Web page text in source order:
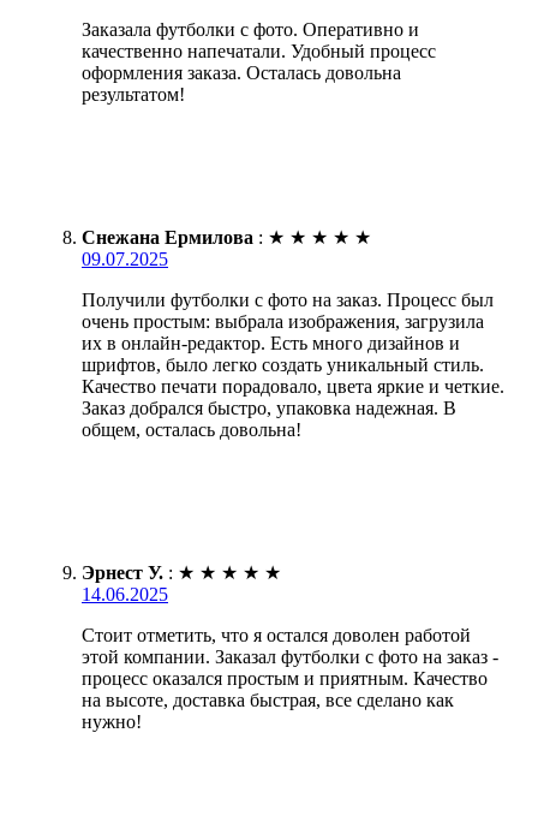
Заказала футболки с фото. Оперативно и
качественно напечатали. Удобный процесс
оформления заказа. Осталась довольна
результатом!
Снежана Ермилова : ★ ★ ★ ★ ★
09.07.2025
Получили футболки с фото на заказ. Процесс был
очень простым: выбрала изображения, загрузила
их в онлайн-редактор. Есть много дизайнов и
шрифтов, было легко создать уникальный стиль.
Качество печати порадовало, цвета яркие и четкие.
Заказ добрался быстро, упаковка надежная. В
общем, осталась довольна!
Эрнест У. : ★ ★ ★ ★ ★
14.06.2025
Стоит отметить, что я остался доволен работой
этой компании. Заказал футболки с фото на заказ -
процесс оказался простым и приятным. Качество
на высоте, доставка быстрая, все сделано как
нужно!